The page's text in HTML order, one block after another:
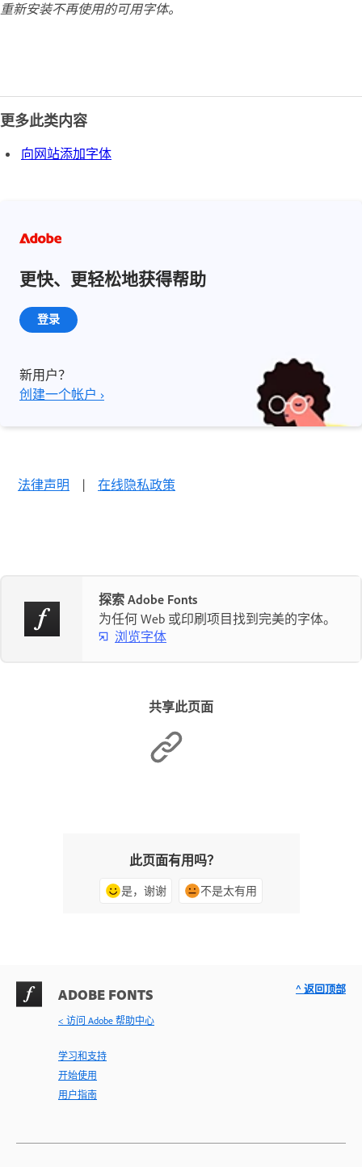
重新安装不再使用的可用字体。
更多此类内容
向网站添加字体
更快、更轻松地获得帮助
登录
新用户？
创建一个帐户 ›
法律声明 | 在线隐私政策
探索 Adobe Fonts
为任何 Web 或印刷项目找到完美的字体。
浏览字体
共享此页面
此页面有用吗？
是，谢谢 不是太有用
ADOBE FONTS
< 访问 Adobe 帮助中心
学习和支持
开始使用
用户指南
^ 返回顶部